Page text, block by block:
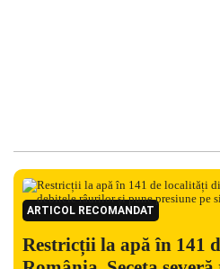
ARTICOL RECOMANDAT
Restricții la apă în 141